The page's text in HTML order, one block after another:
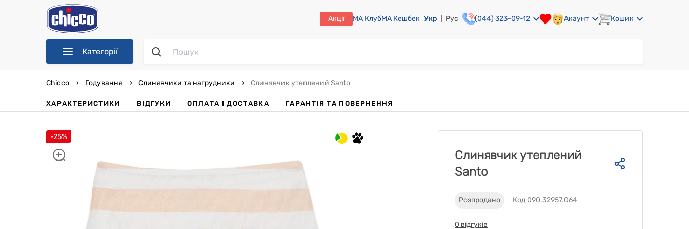
Акції МА КлубМА Кешбек Укр Рус (044) 323-09-12 Акаунт Кошик
Категорії
Chicco Годування Слинявчики та нагрудники Слинявчик утеплений Santo
ХАРАКТЕРИСТИКИ ВІДГУКИ OПЛАТА І ДОСТАВКА ГАРАНТІЯ ТА ПОВЕРНЕННЯ
-25%
Слинявчик утеплений
Santo
Розпродано Код 090.32957.064
0 відгуків